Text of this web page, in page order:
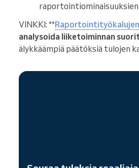
raportointiominaisuuksien
VINKKI: **Raportointityökalujen
analysoida liiketoiminnan
älykkäämpiä päätöksiä tulojen